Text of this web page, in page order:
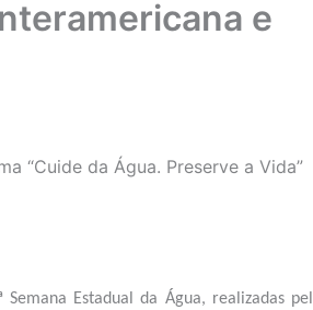
e
“Cuide da Água. Preserve a Vida”
Estadual da Água, realizadas